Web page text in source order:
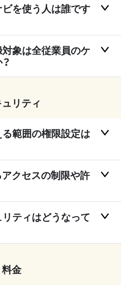
を使う人は誰です
象は全従業員のケ
リティ
範囲の権限設定は
クセスの制限や許
ティはどうなって
料金